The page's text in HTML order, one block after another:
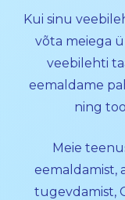
Kui sinu
võta meiega
veebilehti
eemaldame
ning
Meie
eemaldamist,
tugevdamist,